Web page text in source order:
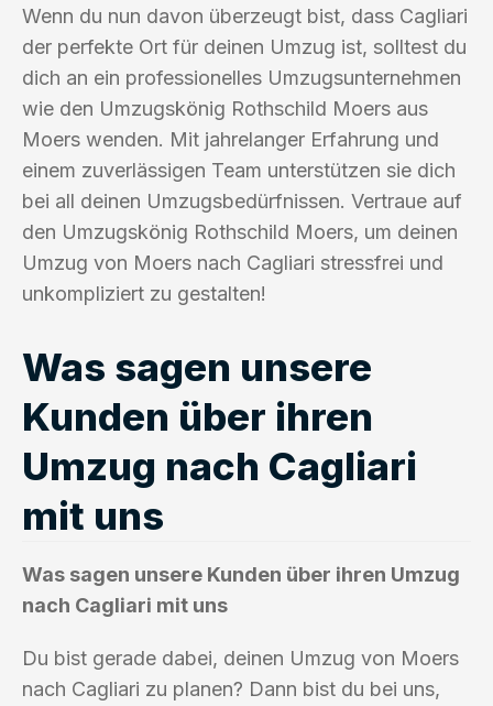
Wenn du nun davon überzeugt bist, dass Cagliari
der perfekte Ort für deinen Umzug ist, solltest du
dich an ein professionelles Umzugsunternehmen
wie den Umzugskönig Rothschild Moers aus
Moers wenden. Mit jahrelanger Erfahrung und
einem zuverlässigen Team unterstützen sie dich
bei all deinen Umzugsbedürfnissen. Vertraue auf
den Umzugskönig Rothschild Moers, um deinen
Umzug von Moers nach Cagliari stressfrei und
unkompliziert zu gestalten!
Was sagen unsere
Kunden über ihren
Umzug nach Cagliari
mit uns
Was sagen unsere Kunden über ihren Umzug
nach Cagliari mit uns
Du bist gerade dabei, deinen Umzug von Moers
nach Cagliari zu planen? Dann bist du bei uns,